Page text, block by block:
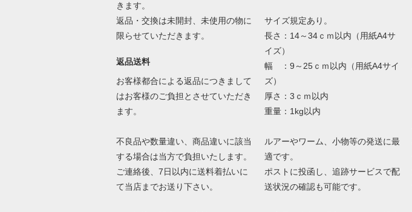
きます。
返品・交換は未開封、未使用の物に
限らせていただきます。
返品送料
お客様都合による返品につきまして
はお客様のご負担とさせていただき
ます。
不良品や数量違い、商品違いに該当
する場合は当方で負担いたします。
ご連絡後、7日以内に送料着払いに
て当店までお送り下さい。
サイズ規定あり。
長さ：14～34ｃｍ以内（用紙A4サ
イズ）
幅 ：9～25ｃｍ以内（用紙A4サイ
ズ）
厚さ：3ｃｍ以内
重量：1kg以内
ルアーやワーム、小物等の発送に最
適です。
ポストに投函し、追跡サービスで配
送状況の確認も可能です。